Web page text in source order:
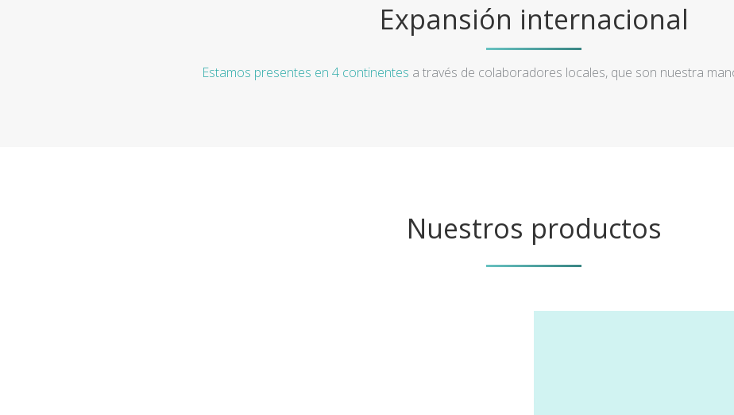
Expansión internacional
Estamos presentes en 4 continentes a través de colaboradores locales, que son nuestra
Nuestros productos